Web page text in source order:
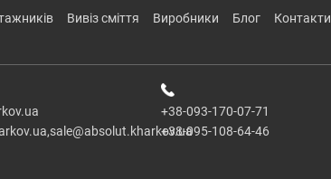
вивіз сміття виробники блог контакти
+38-093-170-07-71
+38-095-108-64-46